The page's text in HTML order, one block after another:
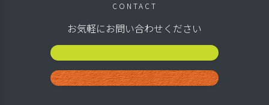
CONTACT
お気軽にお問い合わせください
公演スケジュール
お問い合わせ